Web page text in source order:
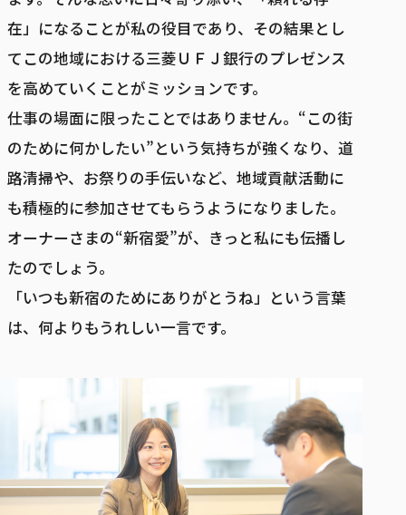
在」になることが私の役目であり、その結果とし
てこの地域における三菱ＵＦＪ銀行のプレゼンス
を高めていくことがミッションです。
仕事の場面に限ったことではありません。“この街
のために何かしたい”という気持ちが強くなり、道
路清掃や、お祭りの手伝いなど、地域貢献活動に
も積極的に参加させてもらうようになりました。
オーナーさまの“新宿愛”が、きっと私にも伝播し
たのでしょう。
「いつも新宿のためにありがとうね」という言葉
は、何よりもうれしい一言です。